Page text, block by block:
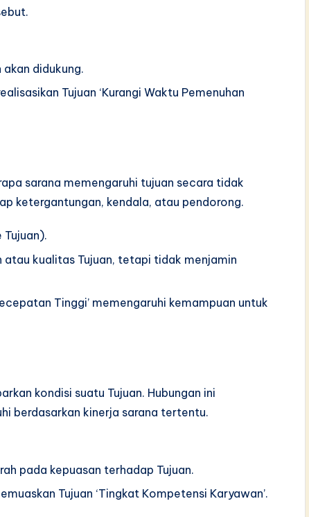
akan didukung.
Tujuan ‘Kurangi Waktu Pemenuhan
sarana memengaruhi tujuan secara tidak
ketergantungan, kendala, atau pendorong.
Tujuan).
atau kualitas Tujuan, tetapi tidak menjamin
Tinggi’ memengaruhi kemampuan untuk
kondisi suatu Tujuan. Hubungan ini
berdasarkan kinerja sarana tertentu.
pada kepuasan terhadap Tujuan.
Tujuan ‘Tingkat Kompetensi Karyawan’.